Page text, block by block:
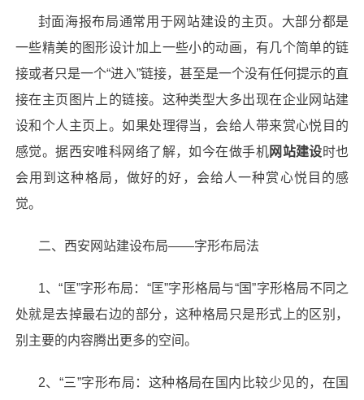
封面海报布局通常用于网站建设的主页。大部分都是
一些精美的图形设计加上一些小的动画，有几个简单的链
接或者只是一个“进入”链接，甚至是一个没有任何提示的直
接在主页图片上的链接。这种类型大多出现在企业 网站建
设和个人主页上。如果处理得当，会给人带来赏心悦目的
感觉。据西安唯科网络了解，如今在做手机网站建设时也
会用到这种格局，做好的好，会给人一种赏心悦目的感
觉。
二、西安 网站建设布局——字形布局法
1、“匡”字形布局：“匡”字形格局与“国”字形格局不同之
处就是去掉最右边的部分，这种格局只是形式上的区别，
别主要的内容腾出更多的空间。
2、“三”字形布局：这种格局在国内比较少见的，在国